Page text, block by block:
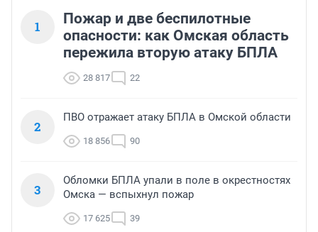
1
Пожар и две беспилотные
опасности: как Омская область
пережила вторую атаку БПЛА
28 817 22
2
ПВО отражает атаку БПЛА в Омской области
18 856 90
3
Обломки БПЛА упали в поле в окрестностях
Омска — вспыхнул пожар
17 625 39